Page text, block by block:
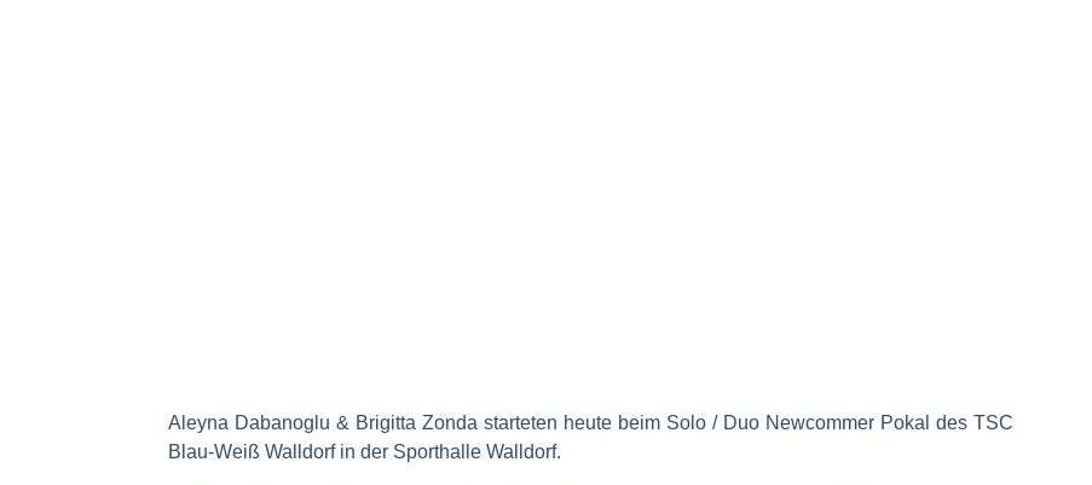
Aleyna Dabanoglu & Brigitta Zonda starteten heute beim Solo / Duo Newcommer Pokal des TSC
Blau-Weiß Walldorf in der Sporthalle Walldorf.